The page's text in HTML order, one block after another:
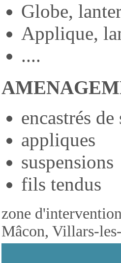
Globe,
Applique,
....
encastrés
appliques
suspensions
fils tendus
zone
Mâcon, Villars-